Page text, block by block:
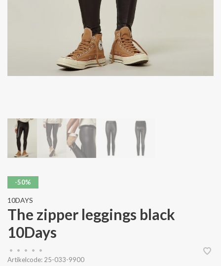
-50%
10DAYS
The zipper leggings black
10Days
• • • •
•
Artikelcode: 25-033-9900